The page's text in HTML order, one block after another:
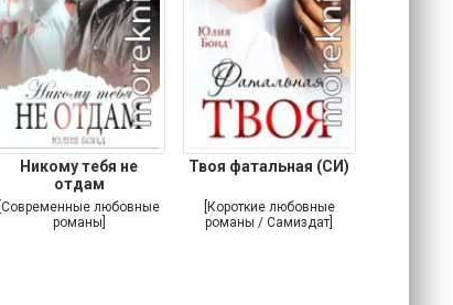
Никому тебя не
отдам
[Современные любовные
романы]
Твоя фатальная (СИ)
[Короткие любовные
романы / Самиздат]